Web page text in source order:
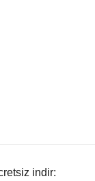
indir: